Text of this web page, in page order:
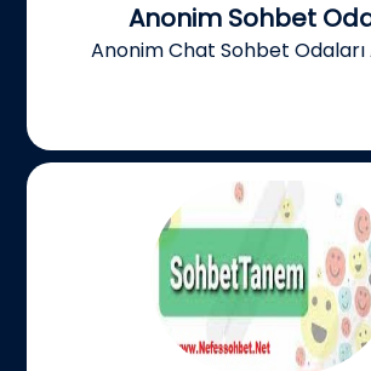
Anonim Sohbet
Anonim Chat Sohbet Odaları